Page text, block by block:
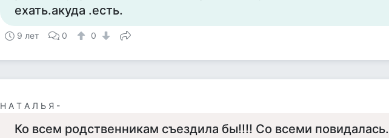
ехать.акуда .есть.
9 лет 0 0
Н А Т А Л Ь Я -
Ко всем родственникам съездила бы!!!! Со всеми повидалась.